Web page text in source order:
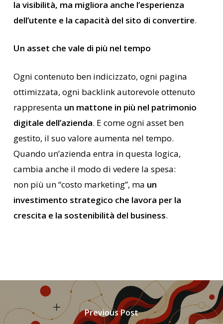
la visibilità, ma migliora anche l’esperienza
dell’utente e la capacità del sito di convertire.
Un asset che vale di più nel tempo
Ogni contenuto ben indicizzato, ogni pagina
ottimizzata, ogni backlink autorevole ottenuto
rappresenta un mattone in più nel patrimonio
digitale dell’azienda. E come ogni asset ben
gestito, il suo valore aumenta nel tempo.
Quando un’azienda entra in questa logica,
cambia anche il modo di vedere la spesa:
non più un “costo marketing”, ma un
investimento strategico che lavora per la
crescita e la sostenibilità del business.
Previous Post